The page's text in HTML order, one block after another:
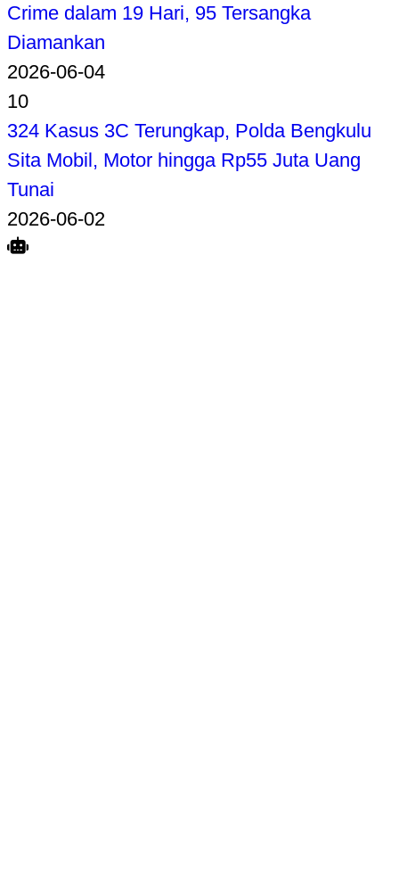
Crime dalam 19 Hari, 95 Tersangka
Diamankan
2026-06-04
10
324 Kasus 3C Terungkap, Polda Bengkulu
Sita Mobil, Motor hingga Rp55 Juta Uang
Tunai
2026-06-02